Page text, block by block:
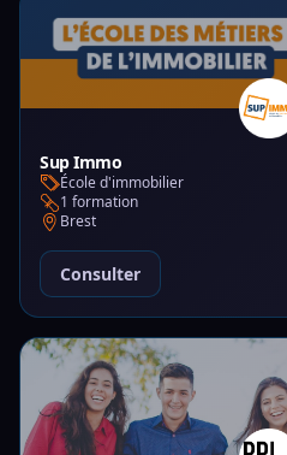
Sup Immo
École d'immobilier
1 formation
Brest
Consulter